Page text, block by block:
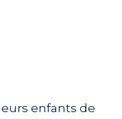
enfants de